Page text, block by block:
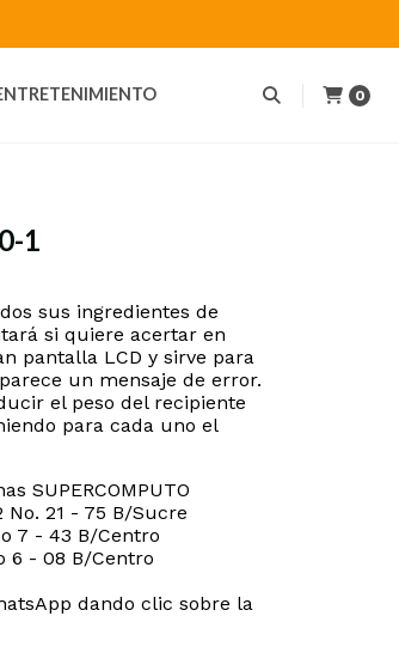
0
1
sus ingredientes de
si quiere acertar en
pantalla LCD y sirve para
un mensaje de error.
el peso del recipiente
para cada uno el
SUPERCOMPUTO
21 - 75 B/Sucre
- 43 B/Centro
- 08 B/Centro
dando clic sobre la